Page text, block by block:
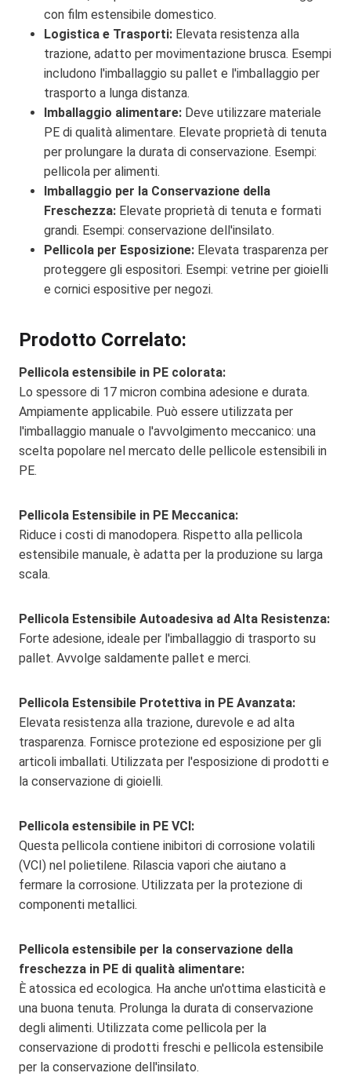
con film estensibile domestico.
Logistica e Trasporti: Elevata resistenza alla
trazione, adatto per movimentazione brusca. Esempi
includono l'imballaggio su pallet e l'imballaggio per
trasporto a lunga distanza.
Imballaggio alimentare: Deve utilizzare materiale
PE di qualità alimentare. Elevate proprietà di tenuta
per prolungare la durata di conservazione. Esempi:
pellicola per alimenti.
Imballaggio per la Conservazione della
Freschezza: Elevate proprietà di tenuta e formati
grandi. Esempi: conservazione dell'insilato.
Pellicola per Esposizione: Elevata trasparenza per
proteggere gli espositori. Esempi: vetrine per gioielli
e cornici espositive per negozi.
Prodotto Correlato:
Pellicola estensibile in PE colorata:
Lo spessore di 17 micron combina adesione e durata.
Ampiamente applicabile. Può essere utilizzata per
l'imballaggio manuale o l'avvolgimento meccanico: una
scelta popolare nel mercato delle pellicole estensibili in
PE.
Pellicola Estensibile in PE Meccanica:
Riduce i costi di manodopera. Rispetto alla pellicola
estensibile manuale, è adatta per la produzione su larga
scala.
Pellicola Estensibile Autoadesiva ad Alta Resistenza:
Forte adesione, ideale per l'imballaggio di trasporto su
pallet. Avvolge saldamente pallet e merci.
Pellicola Estensibile Protettiva in PE Avanzata:
Elevata resistenza alla trazione, durevole e ad alta
trasparenza. Fornisce protezione ed esposizione per gli
articoli imballati. Utilizzata per l'esposizione di prodotti e
la conservazione di gioielli.
Pellicola estensibile in PE VCI:
Questa pellicola contiene inibitori di corrosione volatili
(VCI) nel polietilene. Rilascia vapori che aiutano a
fermare la corrosione. Utilizzata per la protezione di
componenti metallici.
Pellicola estensibile per la conservazione della
freschezza in PE di qualità alimentare:
È atossica ed ecologica. Ha anche un'ottima elasticità e
una buona tenuta. Prolunga la durata di conservazione
degli alimenti. Utilizzata come pellicola per la
conservazione di prodotti freschi e pellicola estensibile
per la conservazione dell'insilato.